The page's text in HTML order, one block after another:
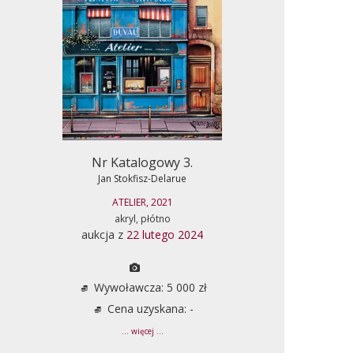
Nr Katalogowy 3.
Jan Stokfisz-Delarue
ATELIER, 2021
akryl, płótno
aukcja z 22 lutego 2024
Wywoławcza: 5 000 zł
Cena uzyskana: -
... więcej ...